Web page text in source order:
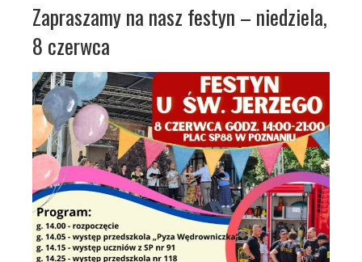
Zapraszamy na nasz festyn – niedziela,
8 czerwca